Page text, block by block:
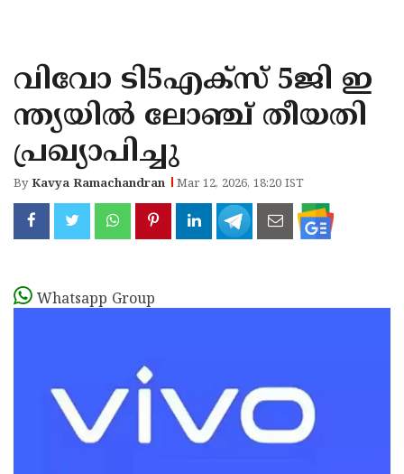
KANNUR
KASARAGOD
വിവോ ടി5എക്‌സ് 5ജി ഇ
ന്ത്യയിൽ ലോഞ്ച് തീയതി
പ്രഖ്യാപിച്ചു
ByKavya Ramachandran Mar 12, 2026, 18:20 IST
Whatsapp Group